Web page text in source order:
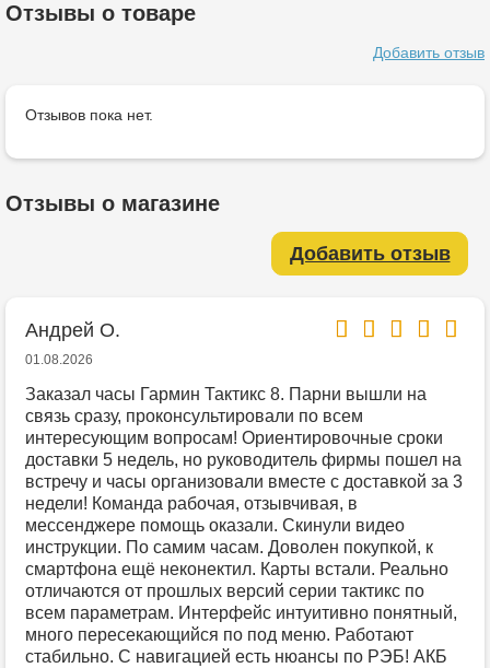
Отзывы о товаре
Добавить отзыв
Отзывов пока нет.
Отзывы о магазине
Добавить отзыв
Андрей О.
01.08.2026
Заказал часы Гармин Тактикс 8. Парни вышли на
связь сразу, проконсультировали по всем
интересующим вопросам! Ориентировочные сроки
доставки 5 недель, но руководитель фирмы пошел на
встречу и часы организовали вместе с доставкой за 3
недели! Команда рабочая, отзывчивая, в
мессенджере помощь оказали. Скинули видео
инструкции. По самим часам. Доволен покупкой, к
смартфона ещё неконектил. Карты встали. Реально
отличаются от прошлых версий серии тактикс по
всем параметрам. Интерфейс интуитивно понятный,
много пересекающийся по под меню. Работают
стабильно. С навигацией есть нюансы по РЭБ! АКБ